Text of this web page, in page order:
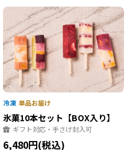
（こしあん）、蛸つぼ（粒あん）、たん
ざく（抹茶あん）。 ユニークで愛らしい
かたちと、豊かな風味がご好評をいただ
いております。
氷菓10本セット【BOX入り】
ギフト対応・手さげ封入可
6,480円(税込)